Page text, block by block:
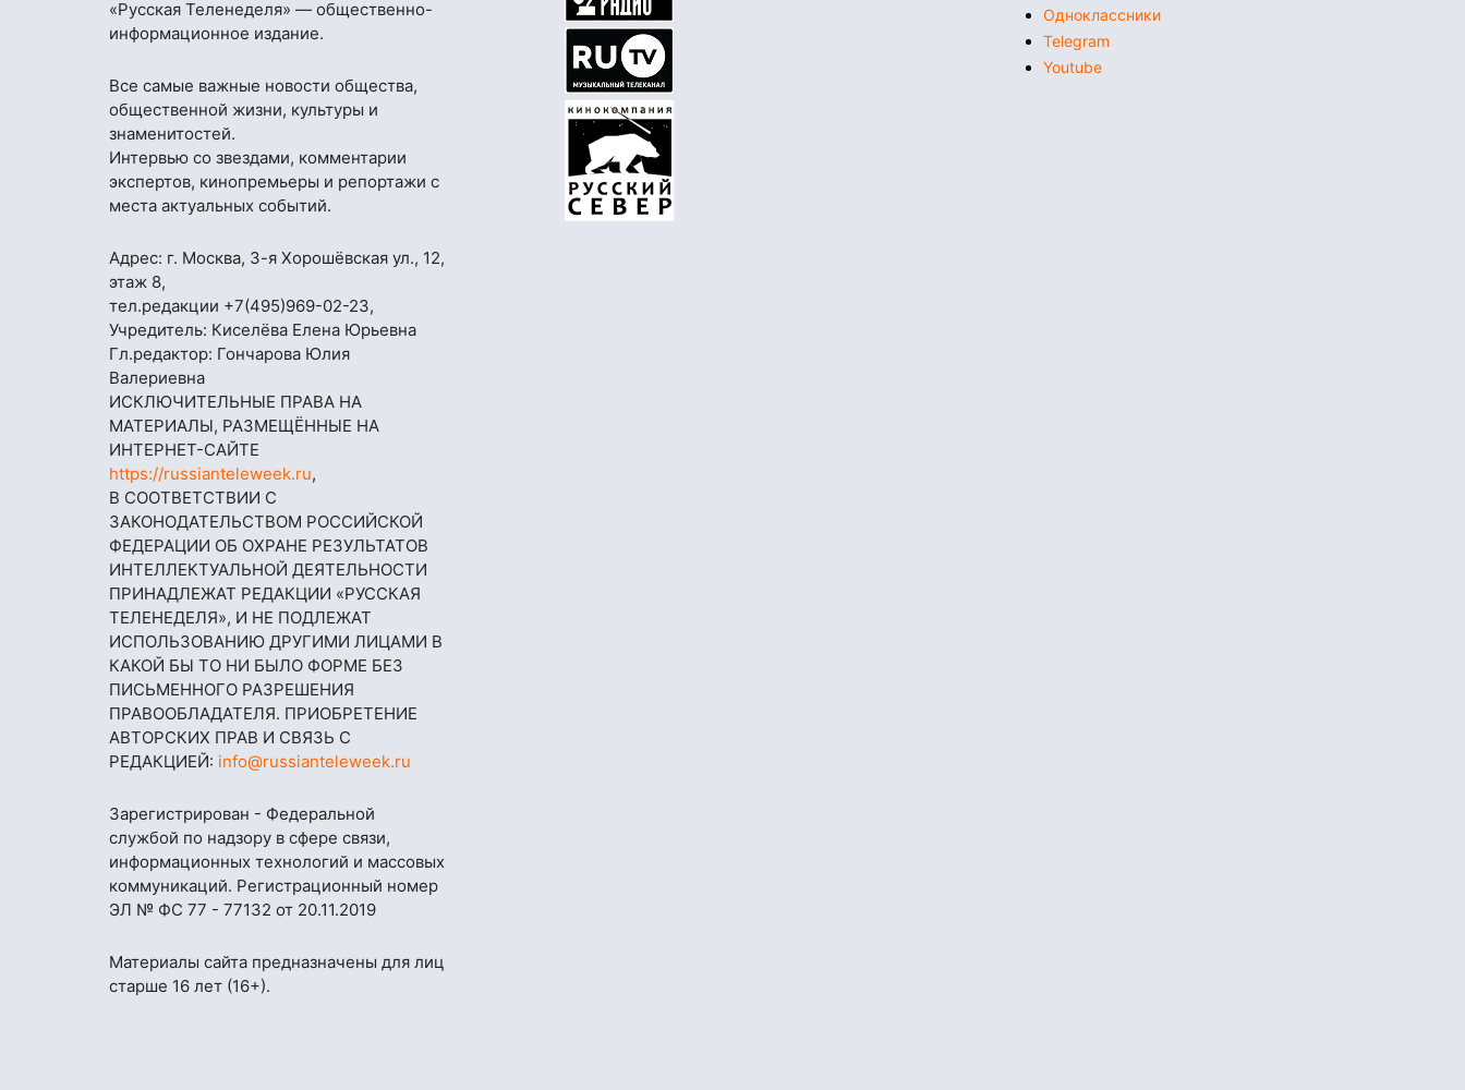
«Русская Теленеделя» — общественно-
информационное издание.
Все самые важные новости общества,
общественной жизни, культуры и
знаменитостей.
Интервью со звездами, комментарии
экспертов, кинопремьеры и репортажи с
места актуальных событий.
Адрес: г. Москва, 3-я Хорошёвская ул., 12,
этаж 8,
тел.редакции +7(495)969-02-23,
Учредитель: Киселёва Елена Юрьевна
Гл.редактор: Гончарова Юлия
Валериевна
ИСКЛЮЧИТЕЛЬНЫЕ ПРАВА НА
МАТЕРИАЛЫ, РАЗМЕЩЁННЫЕ НА
ИНТЕРНЕТ-САЙТЕ
https://russianteleweek.ru,
В СООТВЕТСТВИИ С
ЗАКОНОДАТЕЛЬСТВОМ РОССИЙСКОЙ
ФЕДЕРАЦИИ ОБ ОХРАНЕ РЕЗУЛЬТАТОВ
ИНТЕЛЛЕКТУАЛЬНОЙ ДЕЯТЕЛЬНОСТИ
ПРИНАДЛЕЖАТ РЕДАКЦИИ «РУССКАЯ
ТЕЛЕНЕДЕЛЯ», И НЕ ПОДЛЕЖАТ
ИСПОЛЬЗОВАНИЮ ДРУГИМИ ЛИЦАМИ В
КАКОЙ БЫ ТО НИ БЫЛО ФОРМЕ БЕЗ
ПИСЬМЕННОГО РАЗРЕШЕНИЯ
ПРАВООБЛАДАТЕЛЯ. ПРИОБРЕТЕНИЕ
АВТОРСКИХ ПРАВ И СВЯЗЬ С
РЕДАКЦИЕЙ: info@russianteleweek.ru
Зарегистрирован - Федеральной
службой по надзору в сфере связи,
информационных технологий и массовых
коммуникаций. Регистрационный номер
ЭЛ № ФС 77 - 77132 от 20.11.2019
Материалы сайта предназначены для лиц
старше 16 лет (16+).
Одноклассники
Telegram
Youtube